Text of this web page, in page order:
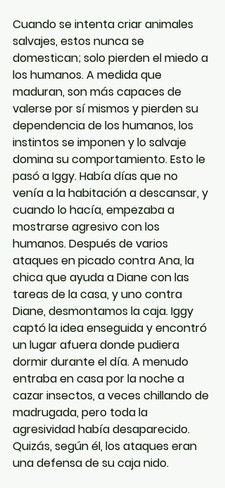
Cuando se intenta criar animales
salvajes, estos nunca se
domestican; solo pierden el miedo a
los humanos. A medida que
maduran, son más capaces de
valerse por sí mismos y pierden su
dependencia de los humanos, los
instintos se imponen y lo salvaje
domina su comportamiento. Esto le
pasó a Iggy. Había días que no
venía a la habitación a descansar, y
cuando lo hacía, empezaba a
mostrarse agresivo con los
humanos. Después de varios
ataques en picado contra Ana, la
chica que ayuda a Diane con las
tareas de la casa, y uno contra
Diane, desmontamos la caja. Iggy
captó la idea enseguida y encontró
un lugar afuera donde pudiera
dormir durante el día. A menudo
entraba en casa por la noche a
cazar insectos, a veces chillando de
madrugada, pero toda la
agresividad había desaparecido.
Quizás, según él, los ataques eran
una defensa de su caja nido.